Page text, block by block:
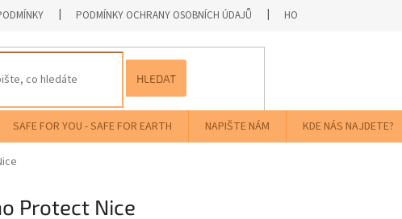
PODMÍNKY OCHRANY OSOBNÍCH ÚDAJŮ HODNOCENÍ OBCHODU
HLEDAT
SAFE FOR YOU - SAFE FOR EARTH NAPIŠTE NÁM KDE NÁS NAJDETE?
Protect Nice